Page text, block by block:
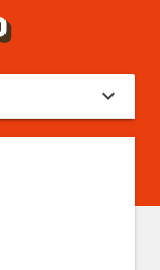
expand_more